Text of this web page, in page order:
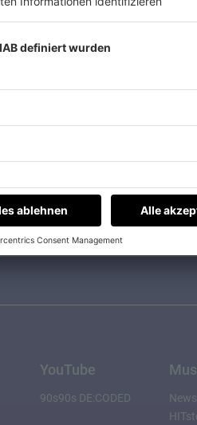
Ihr habt die aktuellen
App könnt Ihr die
Für alle App-Nutzer
einem Klick, könnt
Preise abstauben.
YouTube
90s90s DE:CODED
News